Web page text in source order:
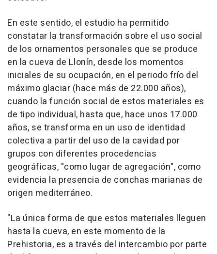
En este sentido, el estudio ha permitido
constatar la transformación sobre el uso social
de los ornamentos personales que se produce
en la cueva de Llonín, desde los momentos
iniciales de su ocupación, en el periodo frío del
máximo glaciar (hace más de 22.000 años),
cuando la función social de estos materiales es
de tipo individual, hasta que, hace unos 17.000
años, se transforma en un uso de identidad
colectiva a partir del uso de la cavidad por
grupos con diferentes procedencias
geográficas, "como lugar de agregación", como
evidencia la presencia de conchas marianas de
origen mediterráneo.
"La única forma de que estos materiales lleguen
hasta la cueva, en este momento de la
Prehistoria, es a través del intercambio por parte